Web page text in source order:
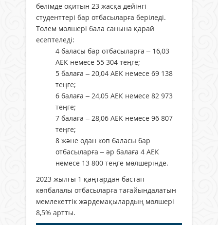
бөлімде оқитын 23 жасқа дейінгі
студенттері бар отбасыларға беріледі.
Төлем мөлшері бала санына қарай
есептеледі:
4 баласы бар отбасыларға – 16,03
АЕК немесе 55 304 теңге;
5 балаға – 20,04 АЕК немесе 69 138
теңге;
6 балаға – 24,05 АЕК немесе 82 973
теңге;
7 балаға – 28,06 АЕК немесе 96 807
теңге;
8 және одан көп баласы бар
отбасыларға – әр балаға 4 АЕК
немесе 13 800 теңге мөлшерінде.
2023 жылғы 1 қаңтардан бастап
көпбалалы отбасыларға тағайындалатын
мемлекеттік жәрдемақылардың мөлшері
8,5% артты.